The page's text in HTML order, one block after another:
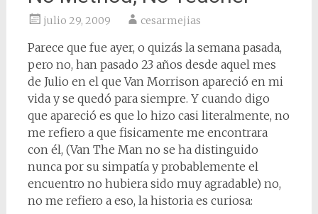
julio 29, 2009 cesarmejias
Parece que fue ayer, o quizás la semana pasada,
pero no, han pasado 23 años desde aquel mes
de Julio en el que Van Morrison apareció en mi
vida y se quedó para siempre. Y cuando digo
que apareció es que lo hizo casi literalmente, no
me refiero a que fisicamente me encontrara
con él, (Van The Man no se ha distinguido
nunca por su simpatía y probablemente el
encuentro no hubiera sido muy agradable) no,
no me refiero a eso, la historia es curiosa: